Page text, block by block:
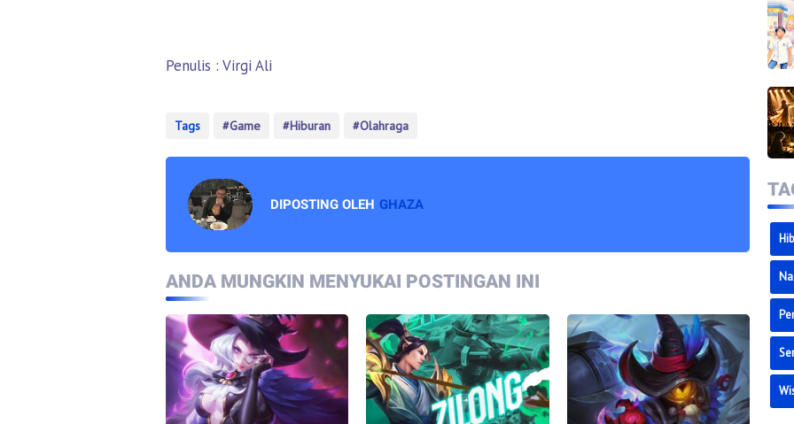
Penulis : Virgi Ali
Tags Game Hiburan Olahraga
DIPOSTING OLEH GHAZA
ANDA MUNGKIN MENYUKAI POSTINGAN INI